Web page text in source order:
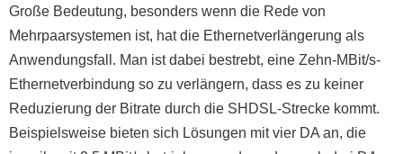
Große Bedeutung, besonders wenn die Rede von
Mehrpaarsystemen ist, hat die Ethernetverlängerung als
Anwendungsfall. Man ist dabei bestrebt, eine Zehn-MBit/s-
Ethernetverbindung so zu verlängern, dass es zu keiner
Reduzierung der Bitrate durch die SHDSL-Strecke kommt.
Beispielsweise bieten sich Lösungen mit vier DA an, die